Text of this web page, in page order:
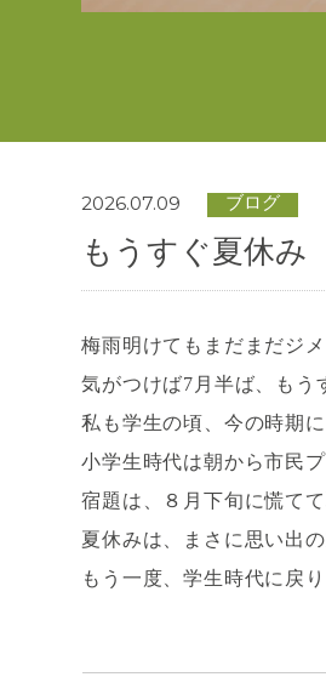
2026.07.09 ブログ
もうすぐ夏休み
梅雨明けてもまだまだジ
気がつけば7月半ば、もう
私も学生の頃、今の時期
小学生時代は朝から市民
宿題は、８月下旬に慌て
夏休みは、まさに思い出の
もう一度、学生時代に戻り